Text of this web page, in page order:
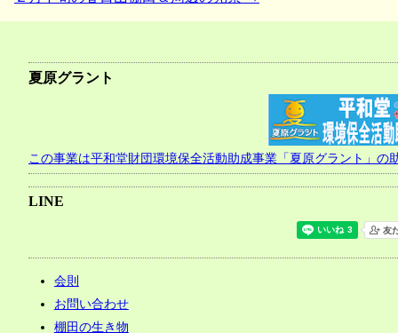
ビ
シ
ョ
ン
夏原グラント
この事業は平和堂財団環境保全活動助成事業「夏原グラント」の
LINE
会則
お問い合わせ
棚田の生き物